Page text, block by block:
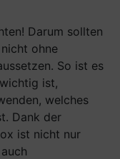
Darum sollten
ohne
So ist es
ist,
welches
Dank der
ist nicht nur